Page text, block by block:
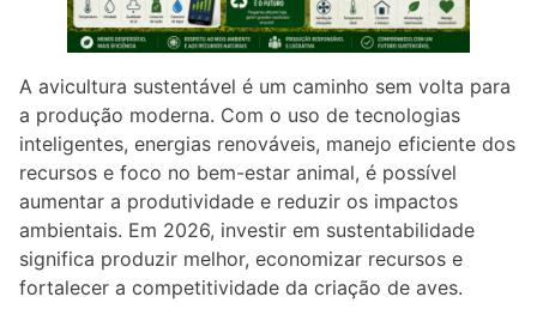
A avicultura sustentável é um caminho sem volta para
a produção moderna. Com o uso de tecnologias
inteligentes, energias renováveis, manejo eficiente dos
recursos e foco no bem-estar animal, é possível
aumentar a produtividade e reduzir os impactos
ambientais. Em 2026, investir em sustentabilidade
significa produzir melhor, economizar recursos e
fortalecer a competitividade da criação de aves.